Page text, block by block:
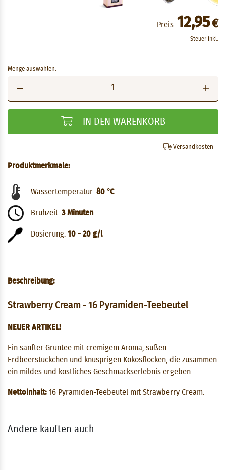
Preis: 12,95€
Steuer inkl.
Menge auswählen:
IN DEN WARENKORB
Versandkosten
Produktmerkmale:
Wassertemperatur: 80 °C
Brühzeit: 3 Minuten
Dosierung: 10 - 20 g/l
Beschreibung:
Strawberry Cream - 16 Pyramiden-Teebeutel
NEUER ARTIKEL!
Ein sanfter Grüntee mit cremigem Aroma, süßen
Erdbeerstückchen und knusprigen Kokosflocken, die zusammen
ein mildes und köstliches Geschmackserlebnis ergeben.
Nettoinhalt: 16 Pyramiden-Teebeutel mit Strawberry Cream.
Andere kauften auch